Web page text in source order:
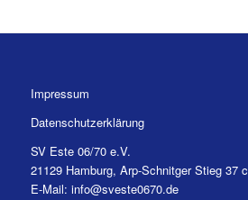
Impressum
Datenschutzerklärung
SV Este 06/70 e.V.
21129 Hamburg, Arp-Schnitger Stieg 37 c
E-Mail: info@sveste0670.de